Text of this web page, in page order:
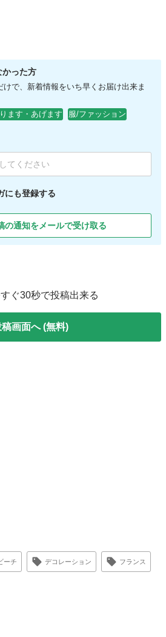
かった方
で、新着情報をいち早くお届け出来ま
ます・あげます
服/ファッション
にも登録する
の通知をメールで受け取る
ぐ30秒で投稿出来る
稿画面へ (無料)
ーチ デコレーション フランス